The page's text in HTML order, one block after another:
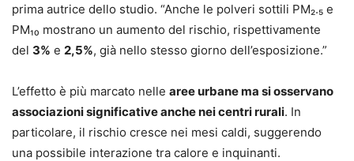
prima autrice dello studio. “Anche le polveri sottili PM₂.₅ e
PM₁₀ mostrano un aumento del rischio, rispettivamente
del 3% e 2,5%, già nello stesso giorno dell’esposizione.”
L’effetto è più marcato nelle aree urbane ma si osservano
associazioni significative anche nei centri rurali. In
particolare, il rischio cresce nei mesi caldi, suggerendo
una possibile interazione tra calore e inquinanti.